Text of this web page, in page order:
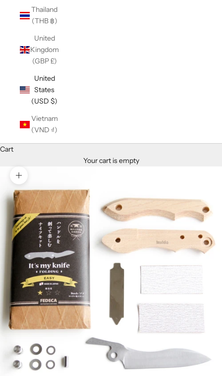
Thailand
(THB ฿)
United
Kingdom
(GBP £)
United
States
(USD $)
Vietnam
(VND ₫)
Cart
Your cart is empty
Zoom picture